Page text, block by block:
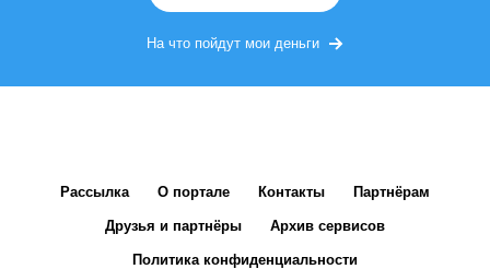
На что пойдут мои деньги
Рассылка О портале Контакты Партнёрам
Друзья и партнёры Архив сервисов
Политика конфиденциальности